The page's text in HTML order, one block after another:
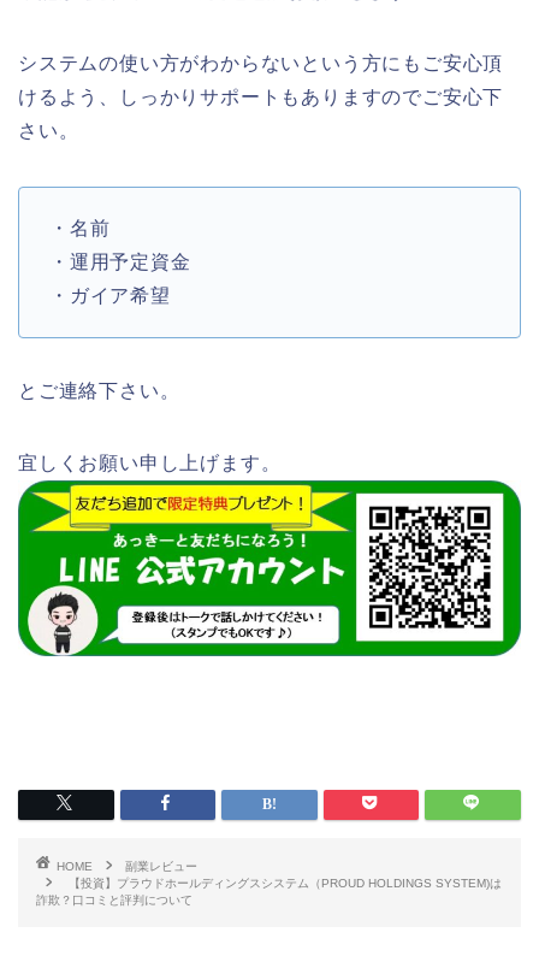
システムの使い方がわからないという方にもご安心頂
けるよう、しっかりサポートもありますのでご安心下
さい。
・名前
・運用予定資金
・ガイア希望
とご連絡下さい。
宜しくお願い申し上げます。
HOME
副業レビュー
【投資】プラウドホールディングスシステム（PROUD HOLDINGS SYSTEM)は
詐欺？口コミと評判について